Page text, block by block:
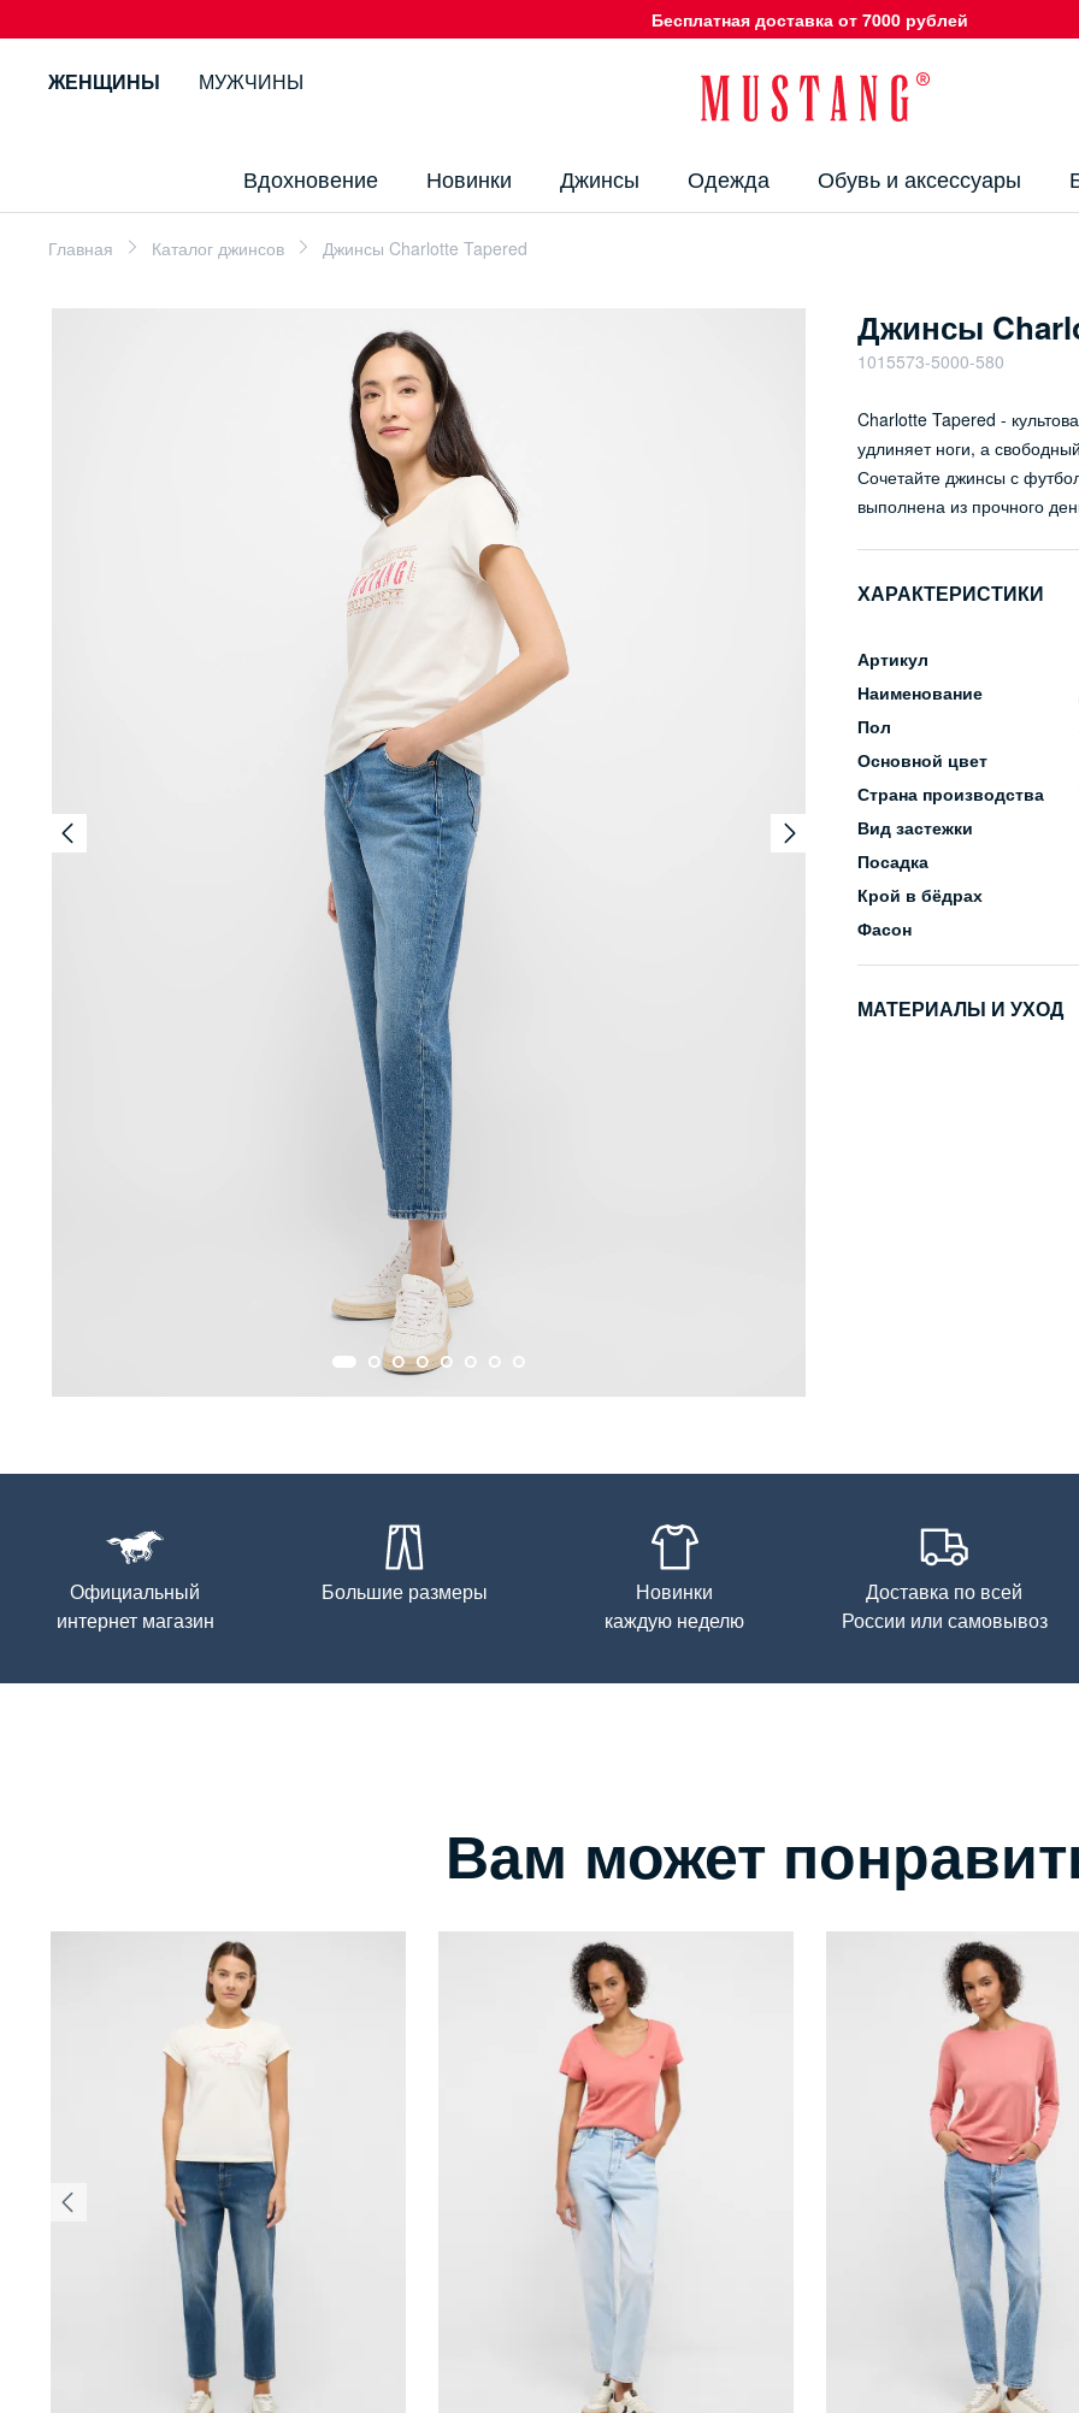
Бесплатная доставка от 7000 рублей
ЖЕНЩИНЫ МУЖЧИНЫ
Вдохновение Новинки Джинсы Одежда Обувь и аксессуары
Главная Каталог джинсов Джинсы Charlotte Tapered
Джинсы
1015573-5000-580
Charlotte Tapered -
удлиняет ноги, а
Сочетайте джинсы с
выполнена из прочного
ХАРАКТЕРИСТИКИ
Артикул
Наименование
Пол
Основной цвет
Страна производства
Вид застежки
Посадка
Крой в бёдрах
Фасон
МАТЕРИАЛЫ И УХОД
Официальный
интернет магазин
Большие размеры
Новинки
каждую неделю
Доставка по всей
России или самовывоз
Вам может